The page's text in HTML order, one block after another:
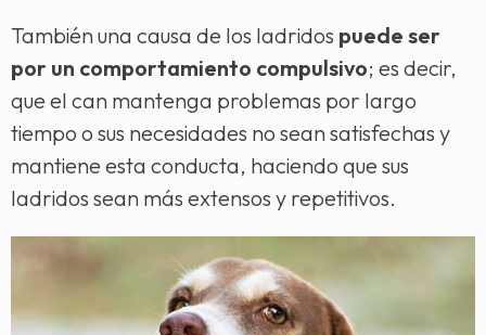
También una causa de los ladridos puede ser
por un comportamiento compulsivo; es decir,
que el can mantenga problemas por largo
tiempo o sus necesidades no sean satisfechas y
mantiene esta conducta, haciendo que sus
ladridos sean más extensos y repetitivos.